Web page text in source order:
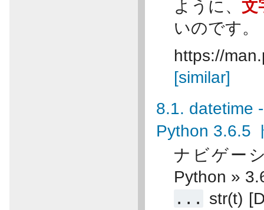
ように、文
いのです
https://
[similar]
8.1. datetime
Python 3.6.5
ナビゲー
Python »
... str(t)